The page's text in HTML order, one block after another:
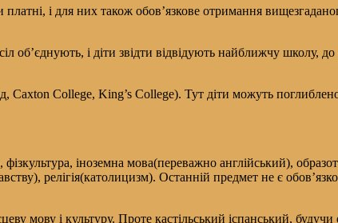
і для них також обов’язкове отримання
об’єднують, і діти звідти відвідують найближчу школу, до
Caxton College, King’s College). Тут діти можуть
іноземна мова(переважно англійський),
релігія(католицизм). Останній предмет не є
мову і культуру. Проте кастільський іспанський,